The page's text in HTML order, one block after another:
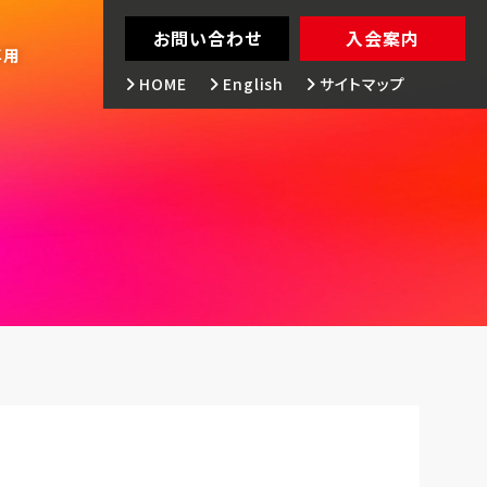
お問い合わせ 入会案内
HOME English サイトマップ